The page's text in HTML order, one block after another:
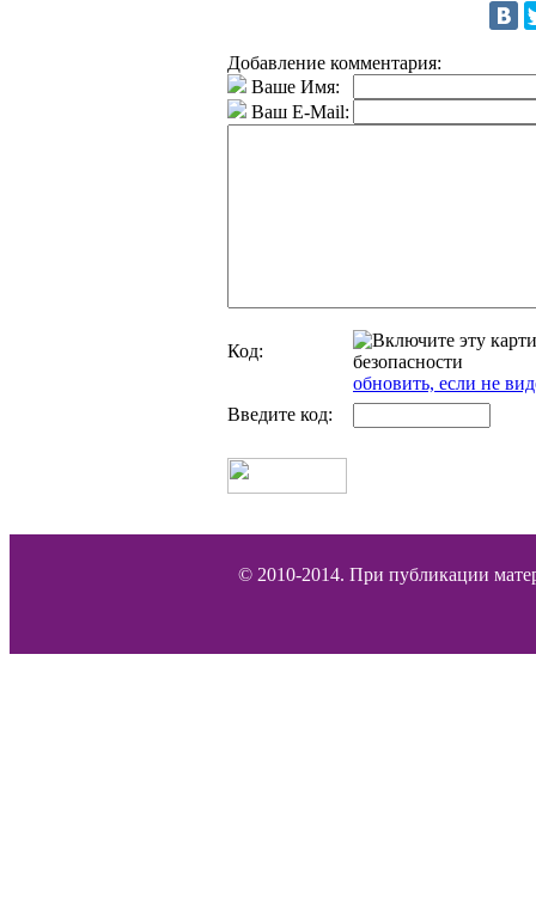
Добавление комментария:
Ваше Имя:
Ваш E-Mail:
Код:
обновить, если не
Введите код:
© 2010-2014. При публикации